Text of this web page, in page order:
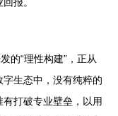
的“理性构建”，正从
生态中，没有纯粹的
打破专业壁垒，以用